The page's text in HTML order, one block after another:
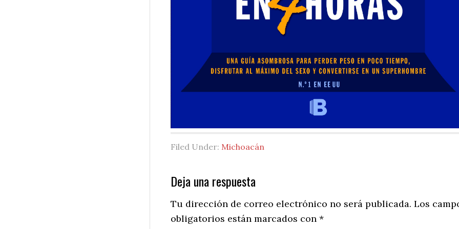
Filed Under: Michoacán
Reader
Interactions
Deja una respuesta
Tu dirección de correo electrónico no será publicada. Los
obligatorios están marcados con *